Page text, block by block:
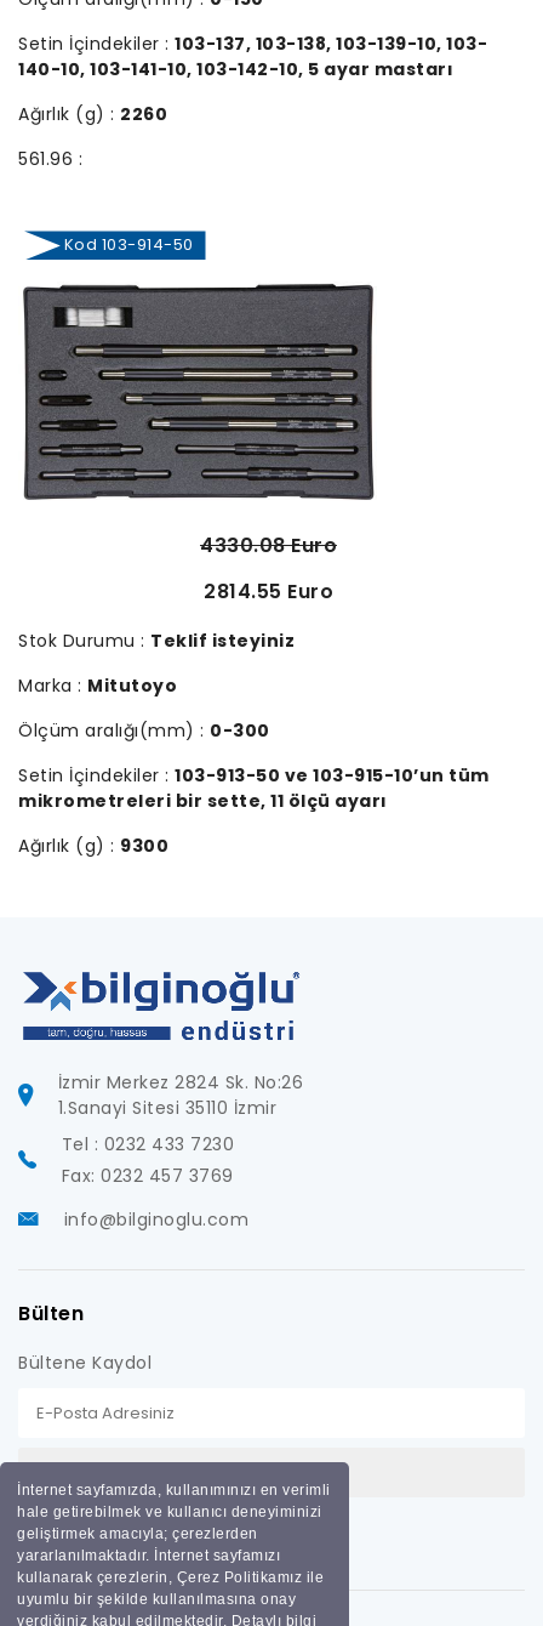
İnternet sayfamızda, kullanımınızı en verimli
hale getirebilmek ve kullanıcı deneyiminizi
geliştirmek amacıyla; çerezlerden
yararlanılmaktadır. İnternet sayfamızı
kullanarak çerezlerin, Çerez Politikamız ile
uyumlu bir şekilde kullanılmasına onay
verdiğiniz kabul edilmektedir. Detaylı bilgi
Setin İçindekiler : 103-137, 103-138, 103-139-10, 103-
140-10, 103-141-10, 103-142-10, 5 ayar mastarı
Ağırlık (g) : 2260
561.96 :
Kod 103-914-50
4330.08 Euro
2814.55 Euro
Stok Durumu : Teklif isteyiniz
Marka : Mitutoyo
Ölçüm aralığı(mm) : 0-300
Setin İçindekiler : 103-913-50 ve 103-915-10’un tüm
mikrometreleri bir sette, 11 ölçü ayarı
Ağırlık (g) : 9300
İzmir Merkez 2824 Sk. No:26
1.Sanayi Sitesi 35110 İzmir
Tel : 0232 433 7230
Fax: 0232 457 3769
info@bilginoglu.com
Bülten
Bültene Kaydol